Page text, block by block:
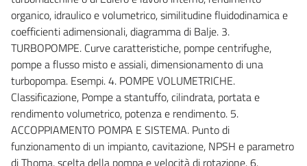
organico, idraulico e volumetrico, similitudine fluidodinamica e
coefficienti adimensionali, diagramma di Balje. 3.
TURBOPOMPE. Curve caratteristiche, pompe centrifughe,
pompe a flusso misto e assiali, dimensionamento di una
turbopompa. Esempi. 4. POMPE VOLUMETRICHE.
Classificazione, Pompe a stantuffo, cilindrata, portata e
rendimento volumetrico, potenza e rendimento. 5.
ACCOPPIAMENTO POMPA E SISTEMA. Punto di
funzionamento di un impianto, cavitazione, NPSH e parametro
di Thoma, scelta della pompa e velocità di rotazione. 6.